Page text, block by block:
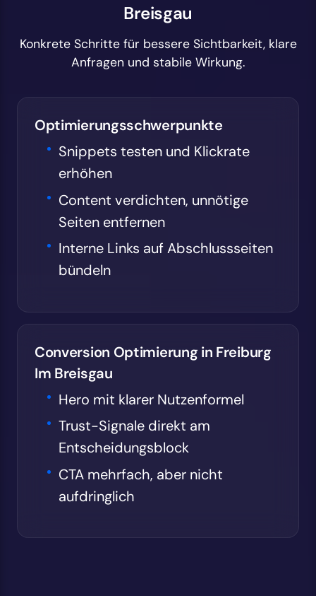
Breisgau
Konkrete Schritte für bessere Sichtbarkeit, klare
Anfragen und stabile Wirkung.
Optimierungsschwerpunkte
Snippets testen und Klickrate
erhöhen
Content verdichten, unnötige
Seiten entfernen
Interne Links auf Abschlussseiten
bündeln
Conversion Optimierung in Freiburg
Im Breisgau
Hero mit klarer Nutzenformel
Trust-Signale direkt am
Entscheidungsblock
CTA mehrfach, aber nicht
aufdringlich